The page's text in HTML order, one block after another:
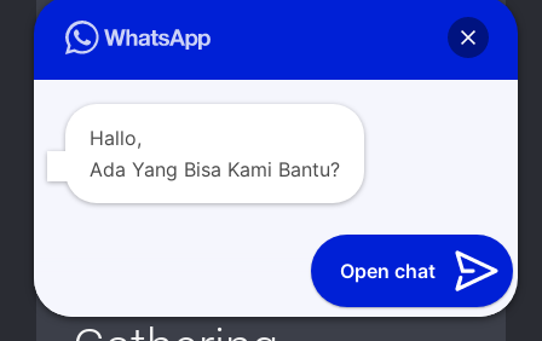
Catering Trawas
Pacet, Solusi
Terbaik untuk
Acara Pesta,
Hajatan dan
Hallo,
Ada Yang Bisa Kami Bantu?
Open chat